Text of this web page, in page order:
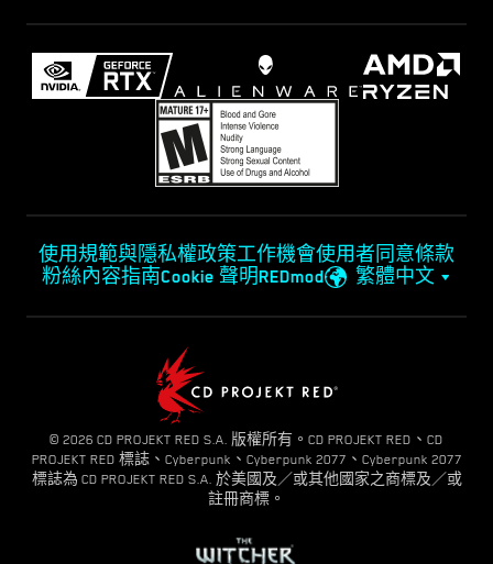
使用規範與隱私權政策工作機會使用者同意條款
粉絲內容指南Cookie 聲明REDmod 繁體中文
© 2026 CD PROJEKT RED S.A. 版權所有。CD PROJEKT RED、CD
PROJEKT RED 標誌、Cyberpunk、Cyberpunk 2077、Cyberpunk 2077
標誌為 CD PROJEKT RED S.A. 於美國及／或其他國家之商標及／或
註冊商標。